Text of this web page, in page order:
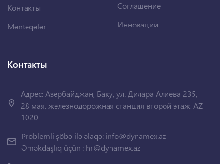
Контакты
Məntəqələr
Соглашение
Инновации
Контакты
Адрес: Азербайджан, Баку, ул. Дилара Алиева 235,
28 мая, железнодорожная станция второй этаж, AZ
1020
Problemli şöbə ilə əlaqə: info@dynamex.az
Əməkdaşlıq üçün : hr@dynamex.az